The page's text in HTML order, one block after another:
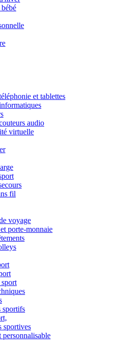
et tablettes
audio
virtuelle
fil
voyage
porte-monnaie
sport
sportifs
sportives
personnalisable